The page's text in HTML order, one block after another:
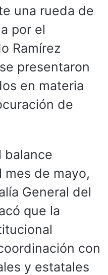
una rueda de
por el
Ramírez
presentaron
en materia
de
balance
de mayo,
General del
que la
con
y estatales